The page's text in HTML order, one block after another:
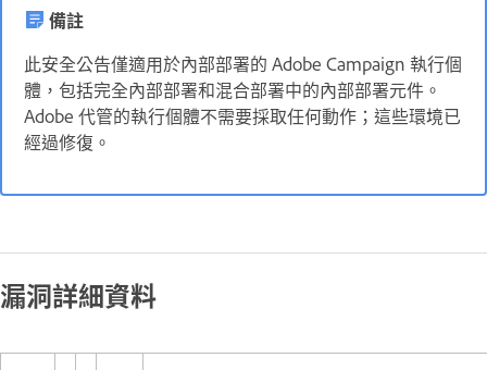
備註
此安全公告僅適用於內部部署的 Adobe Campaign 執行個
體，包括完全內部部署和混合部署中的內部部署元件。
Adobe 代管的執行個體不需要採取任何動作；這些環境已
經過修復。
漏洞詳細資料